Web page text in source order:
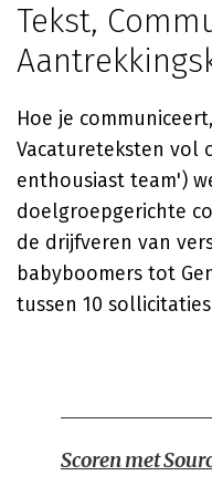
Tekst,
Hoe je
Vacatureteksten vol
enthousiast team')
doelgroepgerichte
de drijfveren van
babyboomers tot
tussen 10
Scoren met